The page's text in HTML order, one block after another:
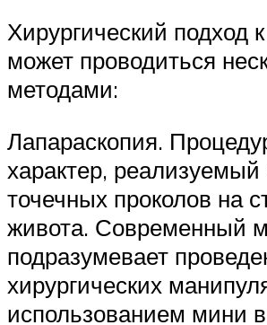
Хирургический подход
может проводиться
методами:
Лапараскопия.
характер,
точечных проколов на
живота. Современный
подразумевает
хирургических
использованием мини